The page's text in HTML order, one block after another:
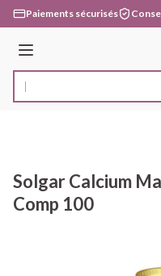
Aller au contenu
Paiements sécurisés
Menu
Rechercher
Solgar Calcium
Comp 100